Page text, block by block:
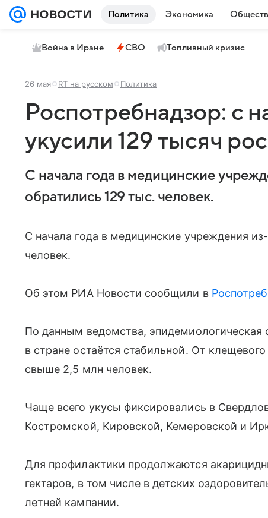
Политика Экономика
Война в Иране СВО Топливный кризис
26 мая RT на русском Политика
Роспотребнадзор: с
укусили 129 тысяч
С начала года в медицинские
обратились 129 тыс. человек.
С начала года в медицинские учреждения
человек.
Об этом РИА Новости сообщили в
По данным ведомства,
в стране остаётся стабильной. От
свыше 2,5 млн человек.
Чаще всего укусы фиксировались в
Костромской, Кировской, Кемеровской и
Для профилактики продолжаются
гектаров, в том числе в детских
летней кампании.